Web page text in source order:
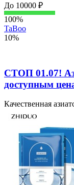
До 10000 ₽
100%
TaBoo
10%
СТОП 01.07!
доступным
Качественная